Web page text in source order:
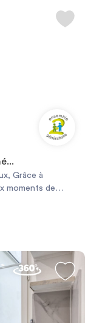
Grâce à
moments de
présence le soir
ends par mois +